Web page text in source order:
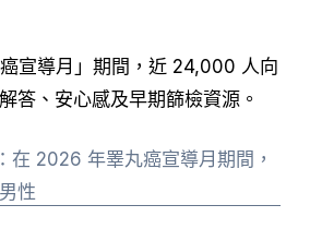
宣導月」期間，近 24,000 人向
答、安心感及早期篩檢資源。
在 2026 年睪丸癌宣導月期間，
性